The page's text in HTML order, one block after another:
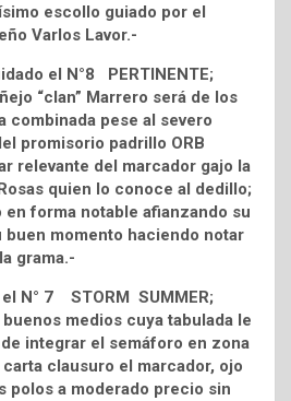
escollo guiado por el
Varlos Lavor.-
el N°8 PERTINENTE;
“clan” Marrero será de los
combinada pese al severo
promisorio padrillo ORB
relevante del marcador gajo la
quien lo conoce al dedillo;
forma notable afianzando su
momento haciendo notar
grama.-
N° 7 STORM SUMMER;
medios cuya tabulada le
integrar el semáforo en zona
clausuro el marcador, ojo
polos a moderado precio sin